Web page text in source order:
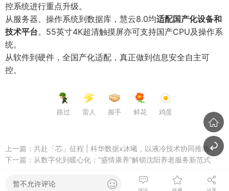
控系统进行重点升级。
从服务器、操作系统到数据库，慧云8.0均适配国产化设备和
技术平台。55英寸4K超清触摸屏亦可支持国产CPU及操作系
统。
从软件到硬件，全国产化适配，真正做到信息安全自主可
控。
路过 雷人 握手 鲜花 鸡蛋
上一篇： 共赴「芯」征程 | 科华数据x沐曦，以液冷技术协同推动国产芯片生态创新发展
下一篇： 从数字化到暖心化：“盛情康养”解锁沈阳养老服务新范式
暂不允许评论